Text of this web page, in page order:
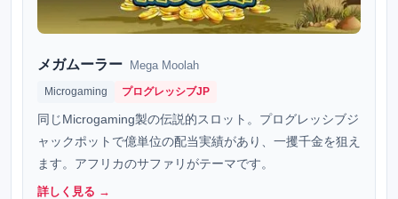
メガムーラー Mega Moolah
Microgaming プログレッシブJP
同じMicrogaming製の伝説的スロット。プログレッシブジ
ャックポットで億単位の配当実績があり、一攫千金を狙え
ます。アフリカのサファリがテーマです。
詳しく見る →